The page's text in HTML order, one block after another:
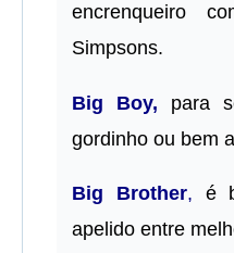
encrenqueiro
Simpsons.
Big Boy, para
gordinho ou bem
Big Brother, é
apelido entre